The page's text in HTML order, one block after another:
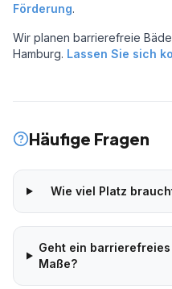
Förderung.
Wir planen barrierefreie
Hamburg. Lassen Sie sich
Häufige Fragen
Wie viel Platz
Geht ein
Maße?